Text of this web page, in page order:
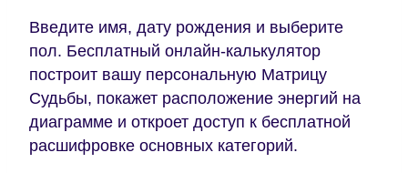
Введите имя, дату рождения и выберите
пол. Бесплатный онлайн-калькулятор
построит вашу персональную Матрицу
Судьбы, покажет расположение энергий на
диаграмме и откроет доступ к бесплатной
расшифровке основных категорий.